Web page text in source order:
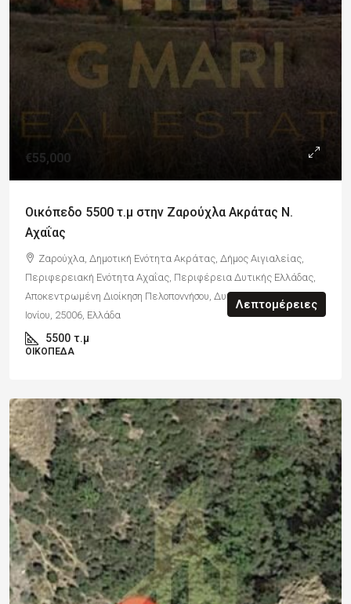
€55,000
Οικόπεδο 5500 τ.μ στην Ζαρούχλα Ακράτας Ν.
Αχαΐας
Ζαρούχλα, Δημοτική Ενότητα Ακράτας, Δήμος Αιγιαλείας,
Περιφερειακή Ενότητα Αχαΐας, Περιφέρεια Δυτικής Ελλάδας,
Αποκεντρωμένη Διοίκηση Πελοποννήσου, Δυτικής Ελλάδας και
Ιονίου, 25006, Ελλάδα
5500 τ.μ
ΟΙΚΌΠΕΔΑ
Λεπτομέρειες